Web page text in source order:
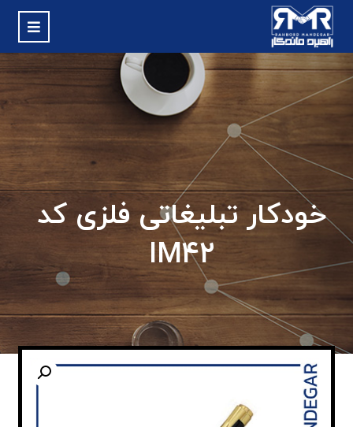
خودکار تبلیغاتی فلزی کد
IM42